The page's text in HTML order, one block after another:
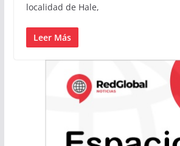
localidad de Hale,
Leer Más